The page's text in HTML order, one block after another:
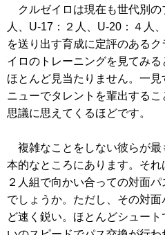
クルゼイロは現在も世代別の
人、U-17：２人、U-20：４人
を送り出す育成に定評のある
イロのトレーニングを見てみ
ほとんど見当たりません。一
ニューでタレントを輩出する
思議に思えてくるほどです。
複雑なことをしない彼らが最
本的なところにあります。そ
２人組で向かい合っての対面
でしょうか。ただし、その対
ど速く鋭い。ほとんどシュー